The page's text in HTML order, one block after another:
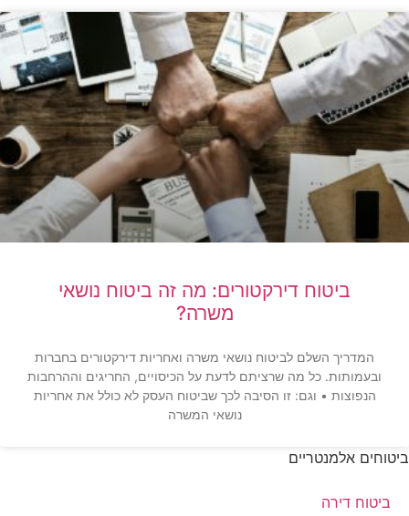
ביטוח דירקטורים: מה זה ביטוח נושאי
משרה?
המדריך השלם לביטוח נושאי משרה ואחריות דירקטורים בחברות
ובעמותות. כל מה שרציתם לדעת על הכיסויים, החריגים וההרחבות
הנפוצות • וגם: זו הסיבה לכך שביטוח העסק לא כולל את אחריות
נושאי המשרה
ביטוחים אלמנטריים
ביטוח דירה